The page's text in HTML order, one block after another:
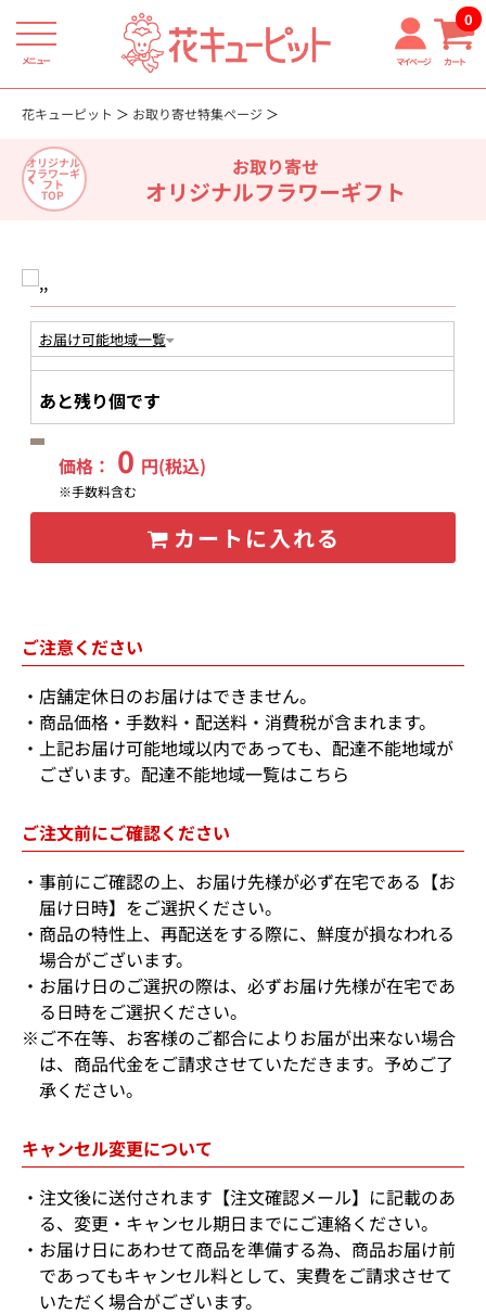
メニュー マイページ カート
0
花キューピット お取り寄せ特集ページ
オリジナル
フラワーギ
フト
TOP
お取り寄せ
オリジナルフラワーギフト
お届け可能地域一覧
あと残り個です
価格： 0 円(税込)
※手数料含む
カートに入れる
ご注意ください
店舗定休日のお届けはできません。
商品価格・手数料・配送料・消費税が含まれます。
上記お届け可能地域以内であっても、配達不能地域が
ございます。 配達不能地域一覧はこちら
ご注文前にご確認ください
事前にご確認の上、お届け先様が必ず在宅である【お
届け日時】をご選択ください。
商品の特性上、再配送をする際に、鮮度が損なわれる
場合がございます。
お届け日のご選択の際は、必ずお届け先様が在宅であ
る日時をご選択ください。
※ご不在等、お客様のご都合によりお届が出来ない場合
は、商品代金をご請求させていただきます。予めご了
承ください。
キャンセル変更について
注文後に送付されます【注文確認メール】に記載のあ
る、変更・キャンセル期日までにご連絡ください。
お届け日にあわせて商品を準備する為、商品お届け前
であってもキャンセル料として、実費をご請求させて
いただく場合がございます。